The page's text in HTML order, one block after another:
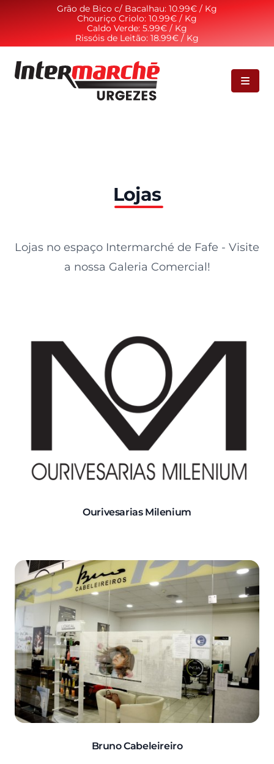
Grão de Bico c/ Bacalhau: 10.99€ / Kg
Chouriço Criolo: 10.99€ / Kg
Caldo Verde: 5.99€ / Kg
Rissóis de Leitão: 18.99€ / Kg
Intermarché de Urgezes
Lojas
Lojas no espaço Intermarché de Fafe - Visite
a nossa Galeria Comercial!
Ourivesarias Milenium
Bruno Cabeleireiro